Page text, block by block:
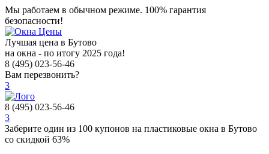
Мы работаем в обычном режиме. 100% гарантия
безопасности!
Лучшая цена в Бутово
на окна - по итогу 2025 года!
8 (495) 023-56-46
Вам перезвонить?
3
8 (495) 023-56-46
3
Заберите один из 100 купонов на пластиковые окна в Бутово
со скидкой 63%